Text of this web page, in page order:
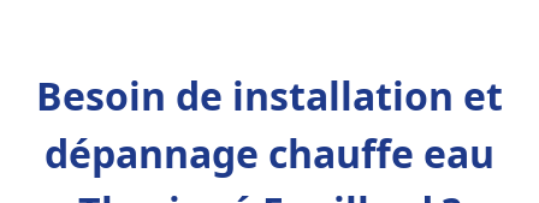
Besoin de installation et
dépannage chauffe eau